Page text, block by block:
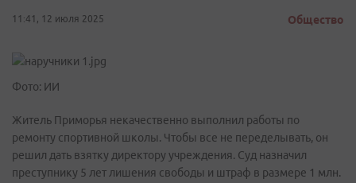
11:41, 12 июля 2025 Общество
Фото: ИИ
Житель Приморья некачественно выполнил работы по
ремонту спортивной школы. Чтобы все не переделывать, он
решил дать взятку директору учреждения. Суд назначил
преступнику 5 лет лишения свободы и штраф в размере 1 млн.